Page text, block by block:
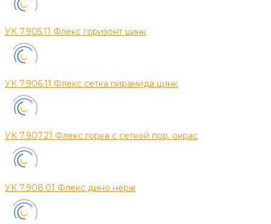
УК 7.905.11 Флекс горизонт цинк
УК 7.906.11 Флекс сетка пирамида цинк
УК 7.907.21 Флекс горка с сеткой пор. окрас
УК 7.908.01 Флекс дино нерж